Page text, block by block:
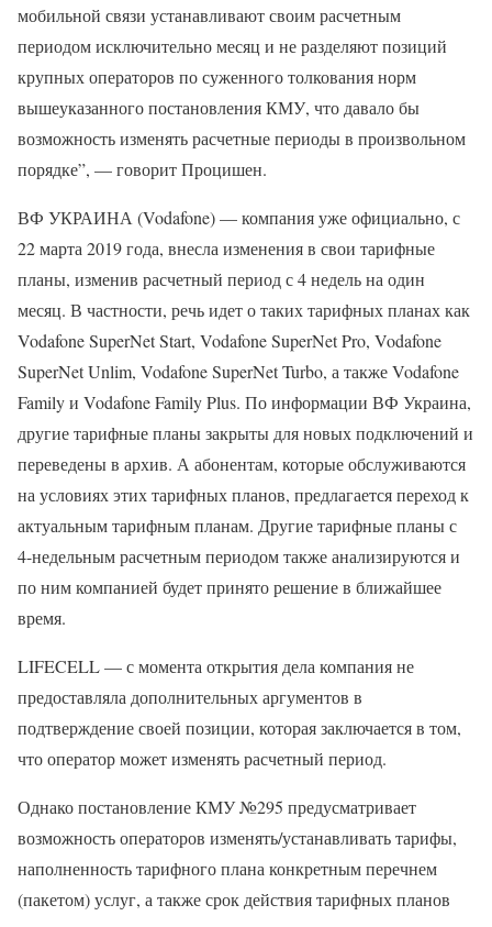
мобильной связи устанавливают своим расчетным
периодом исключительно месяц и не разделяют позиций
крупных операторов по суженного толкования норм
вышеуказанного постановления КМУ, что давало бы
возможность изменять расчетные периоды в произвольном
порядке”, — говорит Процишен.
ВФ УКРАИНА (Vodafone) — компания уже официально, с
22 марта 2019 года, внесла изменения в свои тарифные
планы, изменив расчетный период с 4 недель на один
месяц. В частности, речь идет о таких тарифных планах как
Vodafone SuperNet Start, Vodafone SuperNet Pro, Vodafone
SuperNet Unlim, Vodafone SuperNet Turbo, а также Vodafone
Family и Vodafone Family Plus. По информации ВФ Украина,
другие тарифные планы закрыты для новых подключений и
переведены в архив. А абонентам, которые обслуживаются
на условиях этих тарифных планов, предлагается переход к
актуальным тарифным планам. Другие тарифные планы с
4-недельным расчетным периодом также анализируются и
по ним компанией будет принято решение в ближайшее
время.
LIFECELL — с момента открытия дела компания не
предоставляла дополнительных аргументов в
подтверждение своей позиции, которая заключается в том,
что оператор может изменять расчетный период.
Однако постановление КМУ №295 предусматривает
возможность операторов изменять/устанавливать тарифы,
наполненность тарифного плана конкретным перечнем
(пакетом) услуг, а также срок действия тарифных планов